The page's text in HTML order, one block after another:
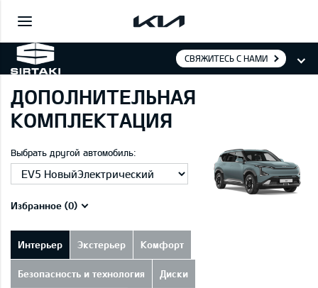
СВЯЖИТЕСЬ С НАМИ
ДОПОЛНИТЕЛЬНАЯ
КОМПЛЕКТАЦИЯ
Выбрать другой автомобиль:
Избранное (0)
Интерьер Экстерьер Комфорт
Безопасность и технология Диски